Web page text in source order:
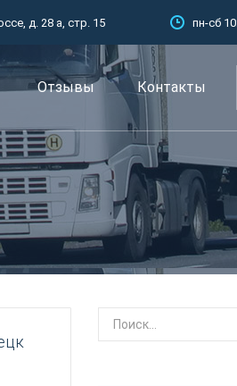
д. 28 а, стр. 15 пн-сб
Отзывы Контакты